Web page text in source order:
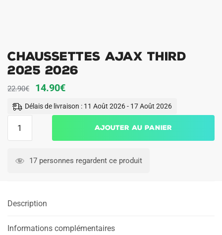
Chaussettes Ajax Third
2025 2026
22.90€
Le
prix
initial
22.90€.
14.90€Le
prix
actuel
14.90€.
Délais de livraison : 11 Août 2026 - 17 Août 2026
Ajax
Ajouter au panier
17 personnes regardent ce produit
Description
Informations complémentaires